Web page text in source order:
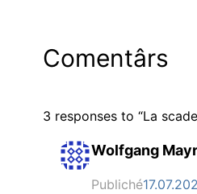
Comentârs
3 responses to “La
Wolfgang Mayr
Publiché